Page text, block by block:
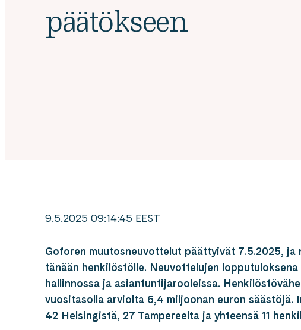
päätökseen
9.5.2025 09:14:45 EEST
Goforen muutosneuvottelut päättyivät 7.5.2025,
tänään henkilöstölle. Neuvottelujen
hallinnossa ja asiantuntijarooleissa.
vuositasolla arviolta 6,4 miljoonan euron
42 Helsingistä, 27 Tampereelta ja yhteensä 11